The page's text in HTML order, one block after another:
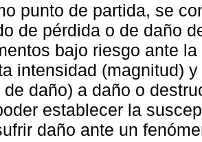
punto de partida, se
de pérdida o de daño
bajo riesgo ante
intensidad (magnitud)
de daño) a daño o
establecer la
daño ante un